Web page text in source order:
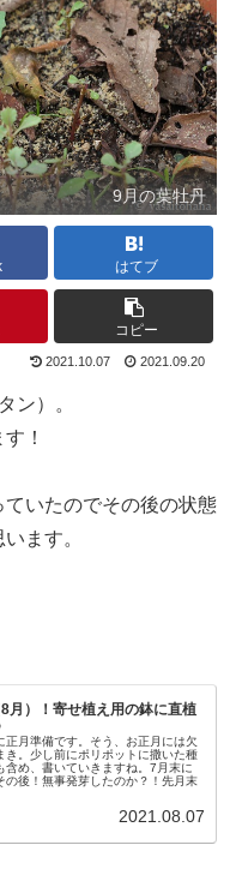
9月の葉牡丹
はてブ
コピー
2021.10.07 2021.09.20
ン）。
！
いたのでその後の状態
ます。
月）！寄せ植え用の鉢に直植
正月準備です。そう、お正月には欠
き。少し前にポリポットに撒いた種
含め、書いていきますね。7月末に
の後！無事発芽したのか？！先月末
2021.08.07